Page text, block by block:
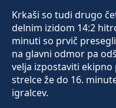
Krkaši so tudi drugo
delnim izidom 14:2
minuti so prvič
na glavni odmor pa
velja izpostaviti ekipno
strelce že do 16.
igralcev.